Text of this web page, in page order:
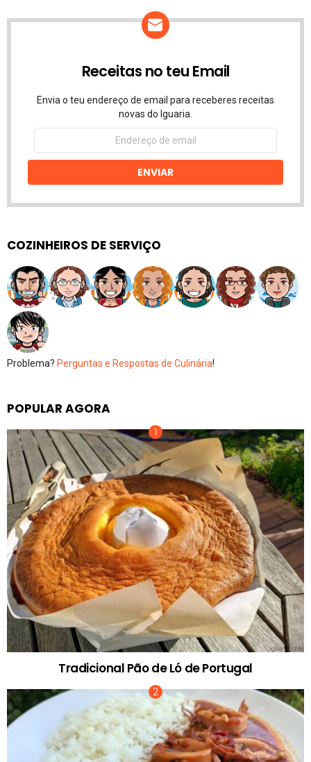
Receitas no teu Email
Envia o teu endereço de email para receberes receitas
novas do Iguaria.
Endereço
email
ENVIAR
COZINHEIROS DE SERVIÇO
Problema? Perguntas e Respostas de Culinária!
POPULAR AGORA
Tradicional Pão de Ló de Portugal